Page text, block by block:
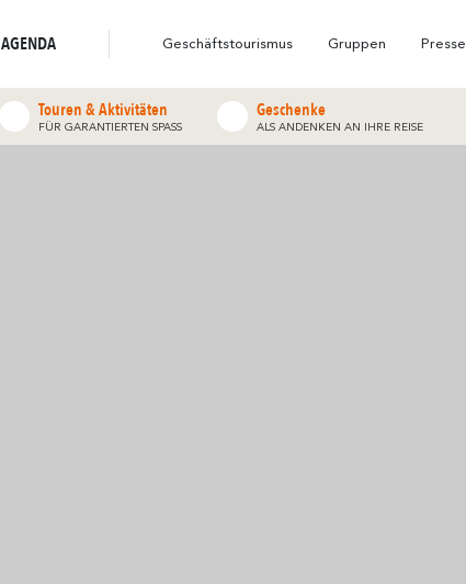
Umgebung
AGENDA
Geschäftstourismus Gruppen Presse
Touren & Aktivitäten
FÜR GARANTIERTEN SPASS
Geschenke
ALS ANDENKEN AN IHRE REISE